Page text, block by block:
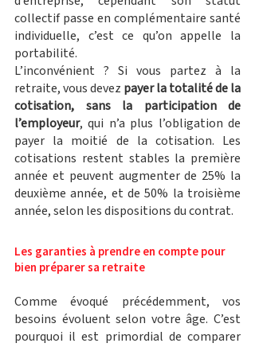
collectif passe en complémentaire santé
individuelle, c’est ce qu’on appelle la
portabilité.
L’inconvénient ? Si vous partez à la
retraite, vous devez payer la totalité de la
cotisation, sans la participation de
l’employeur, qui n’a plus l’obligation de
payer la moitié de la cotisation. Les
cotisations restent stables la première
année et peuvent augmenter de 25% la
deuxième année, et de 50% la troisième
année, selon les dispositions du contrat.
Les garanties à prendre en compte pour
bien préparer sa retraite
Comme évoqué précédemment, vos
besoins évoluent selon votre âge. C’est
pourquoi il est primordial de comparer